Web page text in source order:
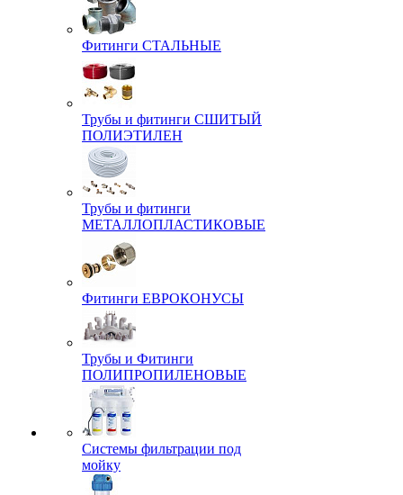
Фитинги СТАЛЬНЫЕ
Трубы и фитинги СШИТЫЙ
ПОЛИЭТИЛЕН
Трубы и фитинги
МЕТАЛЛОПЛАСТИКОВЫЕ
Фитинги ЕВРОКОНУСЫ
Трубы и Фитинги
ПОЛИПРОПИЛЕНОВЫЕ
Системы фильтрации под
мойку